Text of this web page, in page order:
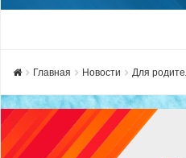
Главная Новости Для